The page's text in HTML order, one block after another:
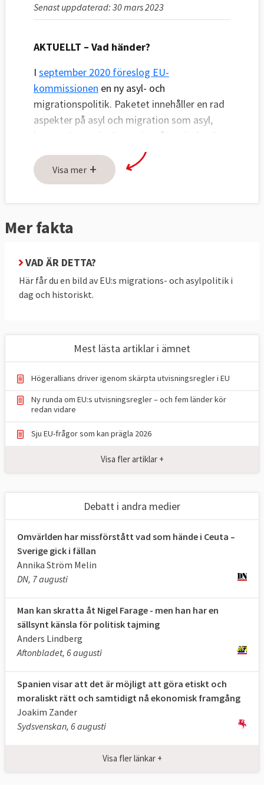
Senast uppdaterad: 30 mars 2023
AKTUELLT – Vad händer?
I september 2020 föreslog EU-
kommissionen en ny asyl- och
migrationspolitik. Paketet innehåller en rad
aspekter på asyl och migration som asyl,
integration, gränshantering, återvändande,
lagliga vägar och samarbete med ursprungs-
och transitländer.
funnits bland medlemsländerna sedan 2016
nya ny asyl- och migrationspolitiksförslaget
parlamentet och medlemsländerna i
Alla personer som illegalt försöker korsa
och alla som söker asyl i EU ska screenas.
Det gäller även dem som inte söker asyl.
Screeningen omfattar en rad punkter:
att bedöma eventuellt vårdbehov eller
tortyr)
Identifiering (genom ID- och
resehandlingar och via europeiska
informationsdatabaser)
Registrering och fingeravtryck
Säkerhetskontroll (för att säkerställa
att personen inte utgör något hot, sker
via EU-databaser så väl som Europols
och Interpols databaser)
Vidarebefordring av ärendet (beroende
på huruvida personen ansöker om asyl
eller ej)
Screeningen ska genomföras vid eller i
personen påträffades inne i EU kan
Visa mer +
Mer fakta
VAD ÄR DETTA?
Här får du en bild av EU:s migrations- och asylpolitik i
dag och historiskt.
Mest lästa artiklar i ämnet
Högerallians driver igenom skärpta utvisningsregler i EU
Ny runda om EU:s utvisningsregler – och fem länder kör
redan vidare
Sju EU-frågor som kan prägla 2026
Visa fler artiklar +
Debatt i andra medier
Omvärlden har missförstått vad som hände i Ceuta –
Sverige gick i fällan
Annika Ström Melin
DN, 7 augusti
Man kan skratta åt Nigel Farage - men han har en
sällsynt känsla för politisk tajming
Anders Lindberg
Aftonbladet, 6 augusti
Spanien visar att det är möjligt att göra etiskt och
moraliskt rätt och samtidigt nå ekonomisk framgång
Joakim Zander
Sydsvenskan, 6 augusti
Visa fler länkar +